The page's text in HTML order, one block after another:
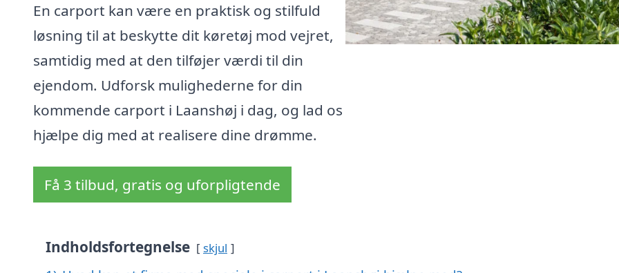
En carport kan være en praktisk og stilfuld
løsning til at beskytte dit køretøj mod vejret,
samtidig med at den tilføjer værdi til din
ejendom. Udforsk mulighederne for din
kommende carport i Laanshøj i dag, og lad os
hjælpe dig med at realisere dine drømme.
Få 3 tilbud, gratis og uforpligtende
Indholdsfortegnelse skjul